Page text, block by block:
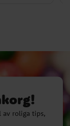
av roliga tips,